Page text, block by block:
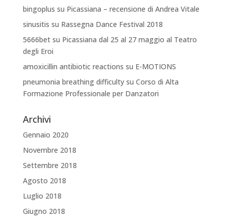
bingoplus su Picassiana – recensione di Andrea Vitale
sinusitis su Rassegna Dance Festival 2018
5666betsu Picassiana dal 25 al 27 maggio al Teatro
degli Eroi
amoxicillin antibiotic reactions su E-MOTIONS
pneumonia breathing difficultysu Corso di Alta
Formazione Professionale per Danzatori
Archivi
Gennaio 2020
Novembre 2018
Settembre 2018
Agosto 2018
Luglio 2018
Giugno 2018